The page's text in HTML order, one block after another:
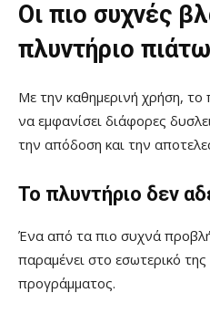
Οι πιο συχνές
πλυντήριο
Με την καθημερινή χρήση, το
να εμφανίσει διάφορες
την απόδοση και την
Το πλυντήριο δεν
Ένα από τα πιο συχνά
παραμένει στο εσωτερικό
προγράμματος.